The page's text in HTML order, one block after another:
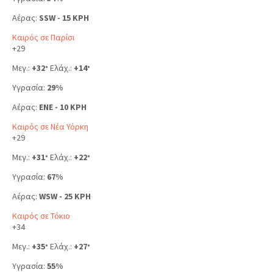
Αέρας: SSW - 15 KPH
Καιρός σε Παρίσι
+29
Μεγ.: +32° Ελάχ.: +14°
Υγρασία: 29%
Αέρας: ENE - 10 KPH
Καιρός σε Νέα Υόρκη
+29
Μεγ.: +31° Ελάχ.: +22°
Υγρασία: 67%
Αέρας: WSW - 25 KPH
Καιρός σε Τόκιο
+34
Μεγ.: +35° Ελάχ.: +27°
Υγρασία: 55%